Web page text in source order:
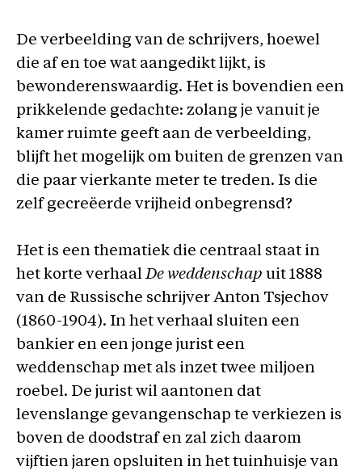
De verbeelding van de schrijvers, hoewel
die af en toe wat aangedikt lijkt, is
bewonderenswaardig. Het is bovendien een
prikkelende gedachte: zolang je vanuit je
kamer ruimte geeft aan de verbeelding,
blijft het mogelijk om buiten de grenzen van
die paar vierkante meter te treden. Is die
zelf gecreëerde vrijheid onbegrensd?
Het is een thematiek die centraal staat in
het korte verhaalDe weddenschap uit 1888
van de Russische schrijver Anton Tsjechov
(1860-1904). In het verhaal sluiten een
bankier en een jonge jurist een
weddenschap met als inzet twee miljoen
roebel. De jurist wil aantonen dat
levenslange gevangenschap te verkiezen is
boven de doodstraf en zal zich daarom
vijftien jaren opsluiten in het tuinhuisje van